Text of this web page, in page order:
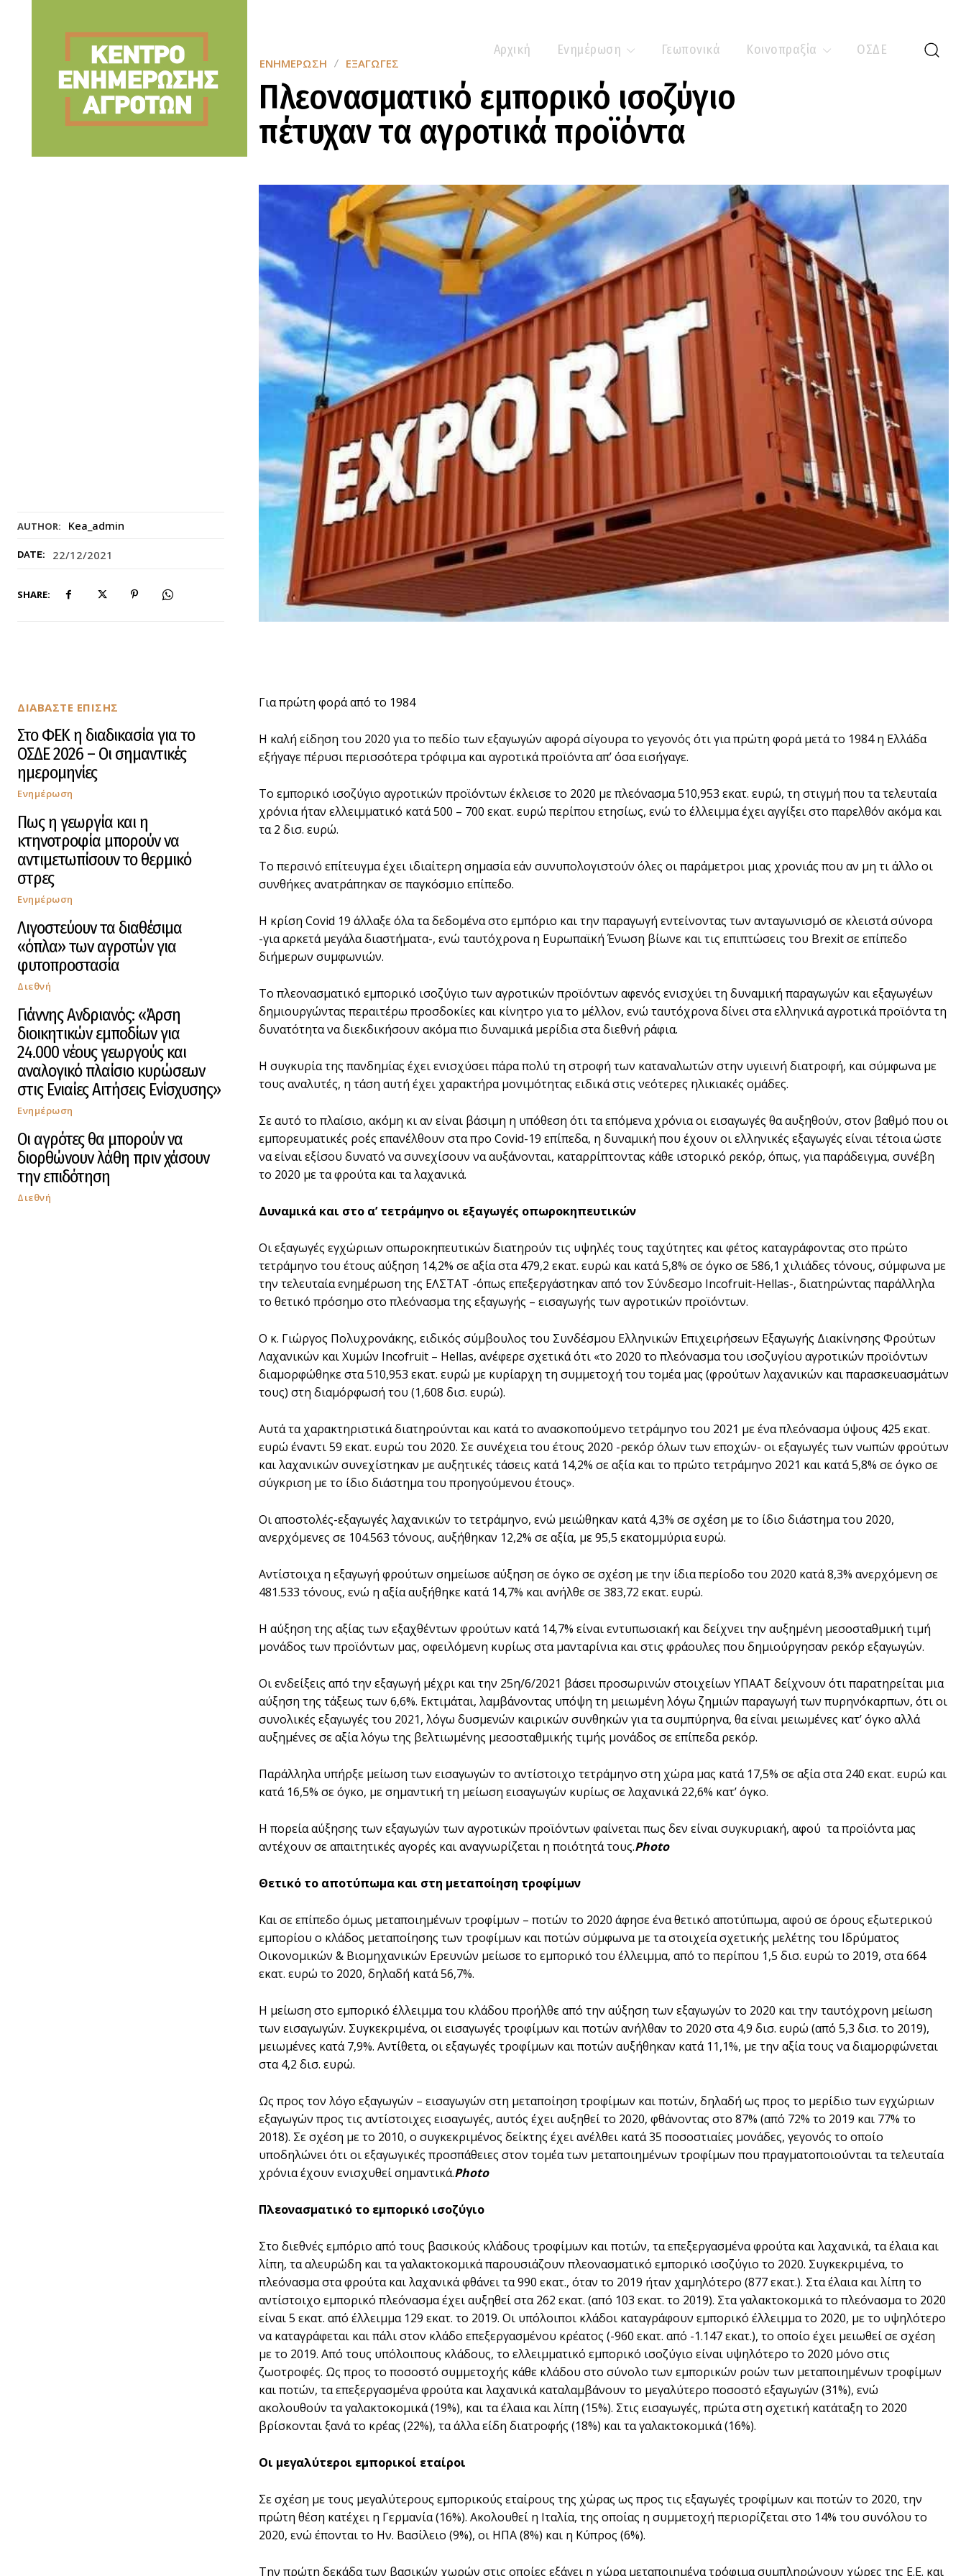
Αρχική Ενημέρωση Γεωπονικά Κοινοπραξία ΟΣΔΕ
AUTHOR: Kea_admin
DATE: 22/12/2021
SHARE:
ΕΝΗΜΈΡΩΣΗ ΕΞΑΓΩΓΈΣ
Πλεονασματικό εμπορικό ισοζύγιο
πέτυχαν τα αγροτικά προϊόντα
ΔΙΑΒΑΣΤΕ ΕΠΙΣΗΣ
Στο ΦΕΚ η διαδικασία για το
ΟΣΔΕ 2026 – Οι σημαντικές
ημερομηνίες
Ενημέρωση
Πως η γεωργία και η
κτηνοτροφία μπορούν να
αντιμετωπίσουν το θερμικό
στρες
Ενημέρωση
Λιγοστεύουν τα διαθέσιμα
«όπλα» των αγροτών για
φυτοπροστασία
Διεθνή
Γιάννης Ανδριανός: «Άρση
διοικητικών εμποδίων για
24.000 νέους γεωργούς και
αναλογικό πλαίσιο κυρώσεων
στις Ενιαίες Αιτήσεις Ενίσχυσης»
Ενημέρωση
Οι αγρότες θα μπορούν να
διορθώνουν λάθη πριν χάσουν
την επιδότηση
Διεθνή
Για πρώτη φορά από το 1984
Η καλή είδηση του 2020 για το πεδίο των εξαγωγών αφορά σίγουρα το γεγονός ότι για πρώτη φορά μετά το 1984 η Ελλάδα
εξήγαγε πέρυσι περισσότερα τρόφιμα και αγροτικά προϊόντα απ’ όσα εισήγαγε.
Το εμπορικό ισοζύγιο αγροτικών προϊόντων έκλεισε το 2020 με πλεόνασμα 510,953 εκατ. ευρώ, τη στιγμή που τα τελευταία
χρόνια ήταν ελλειμματικό κατά 500 – 700 εκατ. ευρώ περίπου ετησίως, ενώ το έλλειμμα έχει αγγίξει στο παρελθόν ακόμα και
τα 2 δισ. ευρώ.
Το περσινό επίτευγμα έχει ιδιαίτερη σημασία εάν συνυπολογιστούν όλες οι παράμετροι μιας χρονιάς που αν μη τι άλλο οι
συνθήκες ανατράπηκαν σε παγκόσμιο επίπεδο.
Η κρίση Covid 19 άλλαξε όλα τα δεδομένα στο εμπόριο και την παραγωγή εντείνοντας των ανταγωνισμό σε κλειστά σύνορα
-για αρκετά μεγάλα διαστήματα-, ενώ ταυτόχρονα η Ευρωπαϊκή Ένωση βίωνε και τις επιπτώσεις του Brexit σε επίπεδο
διήμερων συμφωνιών.
Το πλεονασματικό εμπορικό ισοζύγιο των αγροτικών προϊόντων αφενός ενισχύει τη δυναμική παραγωγών και εξαγωγέων
δημιουργώντας περαιτέρω προσδοκίες και κίνητρο για το μέλλον, ενώ ταυτόχρονα δίνει στα ελληνικά αγροτικά προϊόντα τη
δυνατότητα να διεκδικήσουν ακόμα πιο δυναμικά μερίδια στα διεθνή ράφια.
Η συγκυρία της πανδημίας έχει ενισχύσει πάρα πολύ τη στροφή των καταναλωτών στην υγιεινή διατροφή, και σύμφωνα με
τους αναλυτές, η τάση αυτή έχει χαρακτήρα μονιμότητας ειδικά στις νεότερες ηλικιακές ομάδες.
Σε αυτό το πλαίσιο, ακόμη κι αν είναι βάσιμη η υπόθεση ότι τα επόμενα χρόνια οι εισαγωγές θα αυξηθούν, στον βαθμό που οι
εμπορευματικές ροές επανέλθουν στα προ Covid-19 επίπεδα, η δυναμική που έχουν οι ελληνικές εξαγωγές είναι τέτοια ώστε
να είναι εξίσου δυνατό να συνεχίσουν να αυξάνονται, καταρρίπτοντας κάθε ιστορικό ρεκόρ, όπως, για παράδειγμα, συνέβη
το 2020 με τα φρούτα και τα λαχανικά.
Δυναμικά και στο α’ τετράμηνο οι εξαγωγές οπωροκηπευτικών
Οι εξαγωγές εγχώριων οπωροκηπευτικών διατηρούν τις υψηλές τους ταχύτητες και φέτος καταγράφοντας στο πρώτο
τετράμηνο του έτους αύξηση 14,2% σε αξία στα 479,2 εκατ. ευρώ και κατά 5,8% σε όγκο σε 586,1 χιλιάδες τόνους, σύμφωνα με
την τελευταία ενημέρωση της ΕΛΣΤΑΤ -όπως επεξεργάστηκαν από τον Σύνδεσμο Incofruit-Hellas-, διατηρώντας παράλληλα
το θετικό πρόσημο στο πλεόνασμα της εξαγωγής – εισαγωγής των αγροτικών προϊόντων.
Ο κ. Γιώργος Πολυχρονάκης, ειδικός σύμβουλος του Συνδέσμου Ελληνικών Επιχειρήσεων Εξαγωγής Διακίνησης Φρούτων
Λαχανικών και Χυμών Incofruit – Hellas, ανέφερε σχετικά ότι «το 2020 το πλεόνασμα του ισοζυγίου αγροτικών προϊόντων
διαμορφώθηκε στα 510,953 εκατ. ευρώ με κυρίαρχη τη συμμετοχή του τομέα μας (φρούτων λαχανικών και παρασκευασμάτων
τους) στη διαμόρφωσή του (1,608 δισ. ευρώ).
Αυτά τα χαρακτηριστικά διατηρούνται και κατά το ανασκοπούμενο τετράμηνο του 2021 με ένα πλεόνασμα ύψους 425 εκατ.
ευρώ έναντι 59 εκατ. ευρώ του 2020. Σε συνέχεια του έτους 2020 -ρεκόρ όλων των εποχών- οι εξαγωγές των νωπών φρούτων
και λαχανικών συνεχίστηκαν με αυξητικές τάσεις κατά 14,2% σε αξία και το πρώτο τετράμηνο 2021 και κατά 5,8% σε όγκο σε
σύγκριση με το ίδιο διάστημα του προηγούμενου έτους».
Οι αποστολές-εξαγωγές λαχανικών το τετράμηνο, ενώ μειώθηκαν κατά 4,3% σε σχέση με το ίδιο διάστημα του 2020,
ανερχόμενες σε 104.563 τόνους, αυξήθηκαν 12,2% σε αξία, με 95,5 εκατομμύρια ευρώ.
Αντίστοιχα η εξαγωγή φρούτων σημείωσε αύξηση σε όγκο σε σχέση με την ίδια περίοδο του 2020 κατά 8,3% ανερχόμενη σε
481.533 τόνους, ενώ η αξία αυξήθηκε κατά 14,7% και ανήλθε σε 383,72 εκατ. ευρώ.
Η αύξηση της αξίας των εξαχθέντων φρούτων κατά 14,7% είναι εντυπωσιακή και δείχνει την αυξημένη μεσοσταθμική τιμή
μονάδος των προϊόντων μας, οφειλόμενη κυρίως στα μανταρίνια και στις φράουλες που δημιούργησαν ρεκόρ εξαγωγών.
Οι ενδείξεις από την εξαγωγή μέχρι και την 25η/6/2021 βάσει προσωρινών στοιχείων ΥΠΑΑΤ δείχνουν ότι παρατηρείται μια
αύξηση της τάξεως των 6,6%. Εκτιμάται, λαμβάνοντας υπόψη τη μειωμένη λόγω ζημιών παραγωγή των πυρηνόκαρπων, ότι οι
συνολικές εξαγωγές του 2021, λόγω δυσμενών καιρικών συνθηκών για τα συμπύρηνα, θα είναι μειωμένες κατ’ όγκο αλλά
αυξημένες σε αξία λόγω της βελτιωμένης μεσοσταθμικής τιμής μονάδος σε επίπεδα ρεκόρ.
Παράλληλα υπήρξε μείωση των εισαγωγών το αντίστοιχο τετράμηνο στη χώρα μας κατά 17,5% σε αξία στα 240 εκατ. ευρώ και
κατά 16,5% σε όγκο, με σημαντική τη μείωση εισαγωγών κυρίως σε λαχανικά 22,6% κατ’ όγκο.
Η πορεία αύξησης των εξαγωγών των αγροτικών προϊόντων φαίνεται πως δεν είναι συγκυριακή, αφού τα προϊόντα μας
αντέχουν σε απαιτητικές αγορές και αναγνωρίζεται η ποιότητά τους.Photo
Θετικό το αποτύπωμα και στη μεταποίηση τροφίμων
Και σε επίπεδο όμως μεταποιημένων τροφίμων – ποτών το 2020 άφησε ένα θετικό αποτύπωμα, αφού σε όρους εξωτερικού
εμπορίου ο κλάδος μεταποίησης των τροφίμων και ποτών σύμφωνα με τα στοιχεία σχετικής μελέτης του Ιδρύματος
Οικονομικών & Βιομηχανικών Ερευνών μείωσε το εμπορικό του έλλειμμα, από το περίπου 1,5 δισ. ευρώ το 2019, στα 664
εκατ. ευρώ το 2020, δηλαδή κατά 56,7%.
Η μείωση στο εμπορικό έλλειμμα του κλάδου προήλθε από την αύξηση των εξαγωγών το 2020 και την ταυτόχρονη μείωση
των εισαγωγών. Συγκεκριμένα, οι εισαγωγές τροφίμων και ποτών ανήλθαν το 2020 στα 4,9 δισ. ευρώ (από 5,3 δισ. το 2019),
μειωμένες κατά 7,9%. Αντίθετα, οι εξαγωγές τροφίμων και ποτών αυξήθηκαν κατά 11,1%, με την αξία τους να διαμορφώνεται
στα 4,2 δισ. ευρώ.
Ως προς τον λόγο εξαγωγών – εισαγωγών στη μεταποίηση τροφίμων και ποτών, δηλαδή ως προς το μερίδιο των εγχώριων
εξαγωγών προς τις αντίστοιχες εισαγωγές, αυτός έχει αυξηθεί το 2020, φθάνοντας στο 87% (από 72% το 2019 και 77% το
2018). Σε σχέση με το 2010, ο συγκεκριμένος δείκτης έχει ανέλθει κατά 35 ποσοστιαίες μονάδες, γεγονός το οποίο
υποδηλώνει ότι οι εξαγωγικές προσπάθειες στον τομέα των μεταποιημένων τροφίμων που πραγματοποιούνται τα τελευταία
χρόνια έχουν ενισχυθεί σημαντικά.Photo
Πλεονασματικό το εμπορικό ισοζύγιο
Στο διεθνές εμπόριο από τους βασικούς κλάδους τροφίμων και ποτών, τα επεξεργασμένα φρούτα και λαχανικά, τα έλαια και
λίπη, τα αλευρώδη και τα γαλακτοκομικά παρουσιάζουν πλεονασματικό εμπορικό ισοζύγιο το 2020. Συγκεκριμένα, το
πλεόνασμα στα φρούτα και λαχανικά φθάνει τα 990 εκατ., όταν το 2019 ήταν χαμηλότερο (877 εκατ.). Στα έλαια και λίπη το
αντίστοιχο εμπορικό πλεόνασμα έχει αυξηθεί στα 262 εκατ. (από 103 εκατ. το 2019). Στα γαλακτοκομικά το πλεόνασμα το 2020
είναι 5 εκατ. από έλλειμμα 129 εκατ. το 2019. Οι υπόλοιποι κλάδοι καταγράφουν εμπορικό έλλειμμα το 2020, με το υψηλότερο
να καταγράφεται και πάλι στον κλάδο επεξεργασμένου κρέατος (-960 εκατ. από -1.147 εκατ.), το οποίο έχει μειωθεί σε σχέση
με το 2019. Από τους υπόλοιπους κλάδους, το ελλειμματικό εμπορικό ισοζύγιο είναι υψηλότερο το 2020 μόνο στις
ζωοτροφές. Ως προς το ποσοστό συμμετοχής κάθε κλάδου στο σύνολο των εμπορικών ροών των μεταποιημένων τροφίμων
και ποτών, τα επεξεργασμένα φρούτα και λαχανικά καταλαμβάνουν το μεγαλύτερο ποσοστό εξαγωγών (31%), ενώ
ακολουθούν τα γαλακτοκομικά (19%), και τα έλαια και λίπη (15%). Στις εισαγωγές, πρώτα στη σχετική κατάταξη το 2020
βρίσκονται ξανά το κρέας (22%), τα άλλα είδη διατροφής (18%) και τα γαλακτοκομικά (16%).
Οι μεγαλύτεροι εμπορικοί εταίροι
Σε σχέση με τους μεγαλύτερους εμπορικούς εταίρους της χώρας ως προς τις εξαγωγές τροφίμων και ποτών το 2020, την
πρώτη θέση κατέχει η Γερμανία (16%). Ακολουθεί η Ιταλία, της οποίας η συμμετοχή περιορίζεται στο 14% του συνόλου το
2020, ενώ έπονται το Ην. Βασίλειο (9%), οι ΗΠΑ (8%) και η Κύπρος (6%).
Την πρώτη δεκάδα των βασικών χωρών στις οποίες εξάγει η χώρα μεταποιημένα τρόφιμα συμπληρώνουν χώρες της Ε.Ε. και